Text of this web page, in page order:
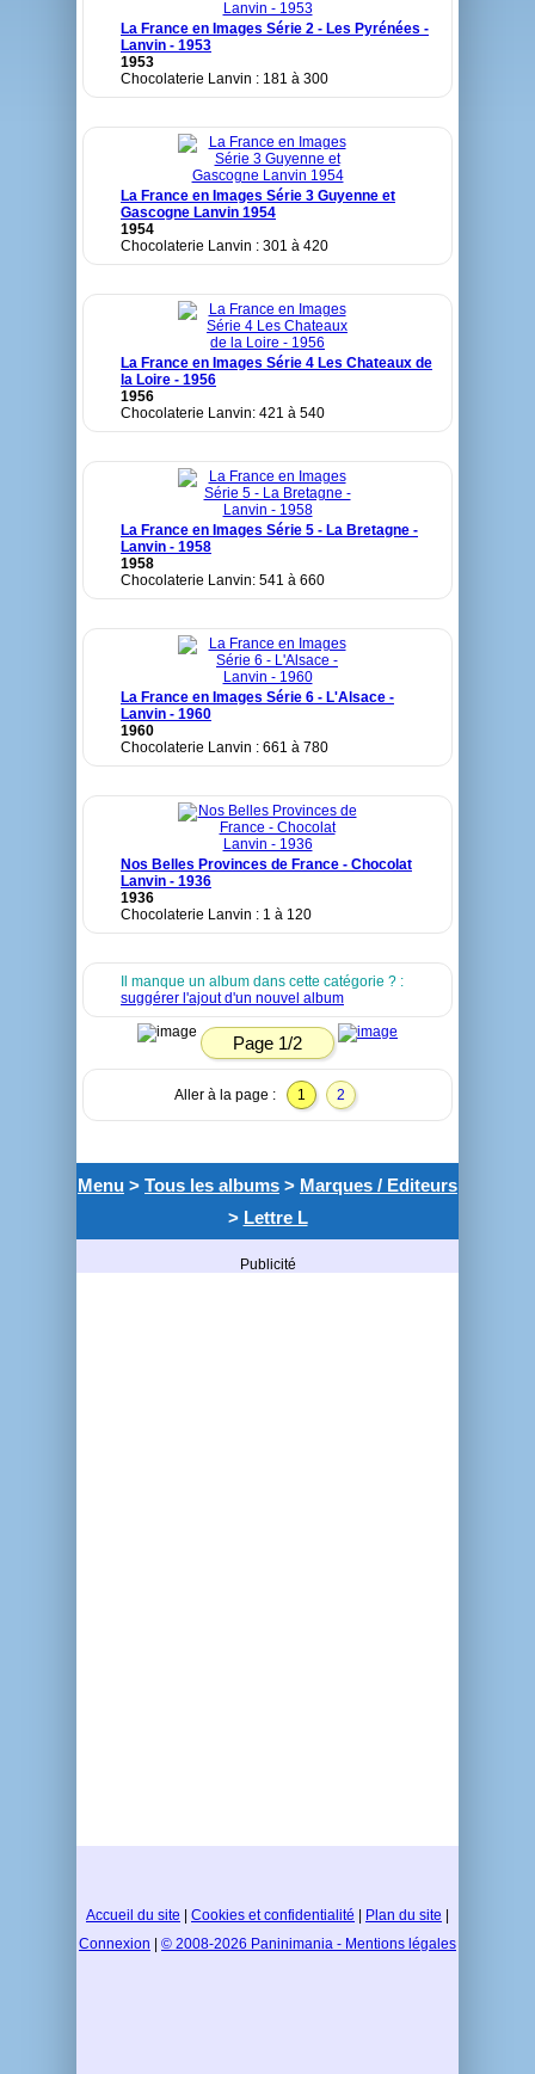
La France en Images Série 2 - Les Pyrénées -
Lanvin - 1953
1953
Chocolaterie Lanvin : 181 à 300
La France en Images Série 3 Guyenne et
Gascogne Lanvin 1954
1954
Chocolaterie Lanvin : 301 à 420
La France en Images Série 4 Les Chateaux de
la Loire - 1956
1956
Chocolaterie Lanvin: 421 à 540
La France en Images Série 5 - La Bretagne -
Lanvin - 1958
1958
Chocolaterie Lanvin: 541 à 660
La France en Images Série 6 - L'Alsace -
Lanvin - 1960
1960
Chocolaterie Lanvin : 661 à 780
Nos Belles Provinces de France - Chocolat
Lanvin - 1936
1936
Chocolaterie Lanvin : 1 à 120
Il manque un album dans cette catégorie ? :
suggérer l'ajout d'un nouvel album
Page 1/2
Aller à la page : 1 2
Menu > Tous les albums > Marques / Editeurs
> Lettre L
Publicité
Accueil du site Cookies et confidentialité Plan du site
Connexion
© 2008-2026 Paninimania - Mentions légales